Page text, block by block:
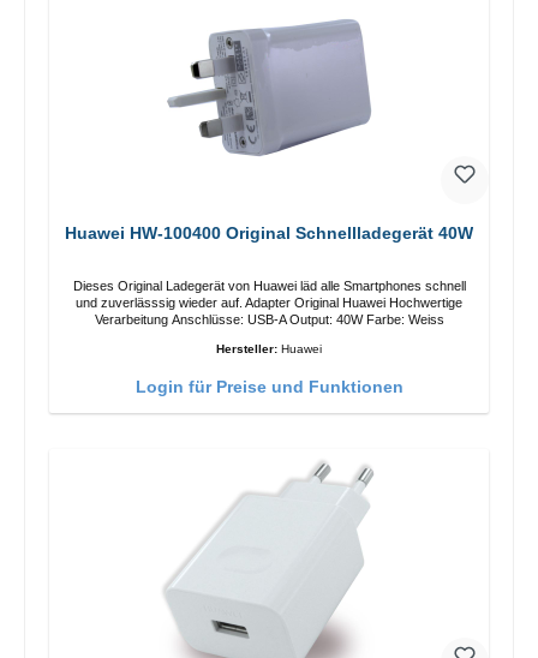
Huawei HW-100400 Original Schnellladegerät 40W
Dieses Original Ladegerät von Huawei läd alle Smartphones schnell
und zuverlässsig wieder auf. Adapter Original Huawei Hochwertige
Verarbeitung Anschlüsse: USB-A Output: 40W Farbe: Weiss
Hersteller: Huawei
Login für Preise und Funktionen